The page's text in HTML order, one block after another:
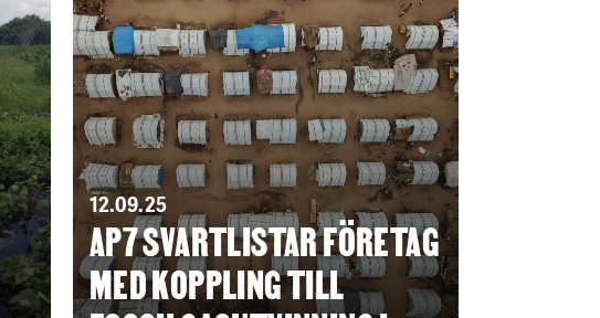
12.09.25
AP7 SVARTLISTAR FÖRETAG
MED KOPPLING TILL